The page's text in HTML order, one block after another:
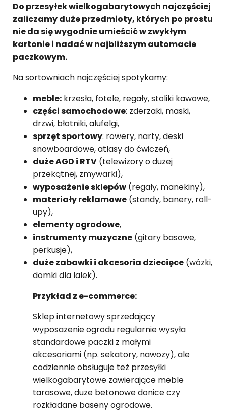
Do przesyłek wielkogabarytowych najczęściej
zaliczamy duże przedmioty, których po prostu
nie da się wygodnie umieścić w zwykłym
kartonie i nadać w najbliższym automacie
paczkowym.
Na sortowniach najczęściej spotykamy:
meble: krzesła, fotele, regały, stoliki kawowe,
części samochodowe: zderzaki, maski,
drzwi, błotniki, alufelgi,
sprzęt sportowy: rowery, narty, deski
snowboardowe, atlasy do ćwiczeń,
duże AGD i RTV (telewizory o dużej
przekątnej, zmywarki),
wyposażenie sklepów (regały, manekiny),
materiały reklamowe (standy, banery, roll-
upy),
elementy ogrodowe,
instrumenty muzyczne (gitary basowe,
perkusje),
duże zabawki i akcesoria dziecięce (wózki,
domki dla lalek).
Przykład z e-commerce:
Sklep internetowy sprzedający
wyposażenie ogrodu regularnie wysyła
standardowe paczki z małymi
akcesoriami (np. sekatory, nawozy), ale
codziennie obsługuje też przesyłki
wielkogabarytowe zawierające meble
tarasowe, duże betonowe donice czy
rozkładane baseny ogrodowe.